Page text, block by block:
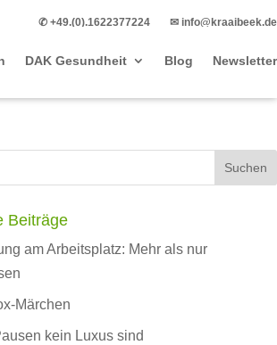
✆ +49.(0).1622377224 ✉ info@kraaibeek.de
DAK Gesundheit Blog Newsletter
Beiträge
am Arbeitsplatz: Mehr als nur
Märchen
kein Luxus sind